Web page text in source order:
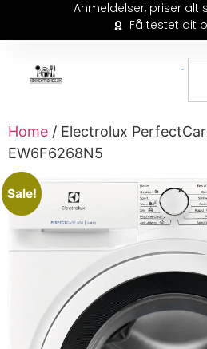
Anmeldelser, priser alt
Få testet dit
Home / Electrolux
EW6F6268N5
Sale!